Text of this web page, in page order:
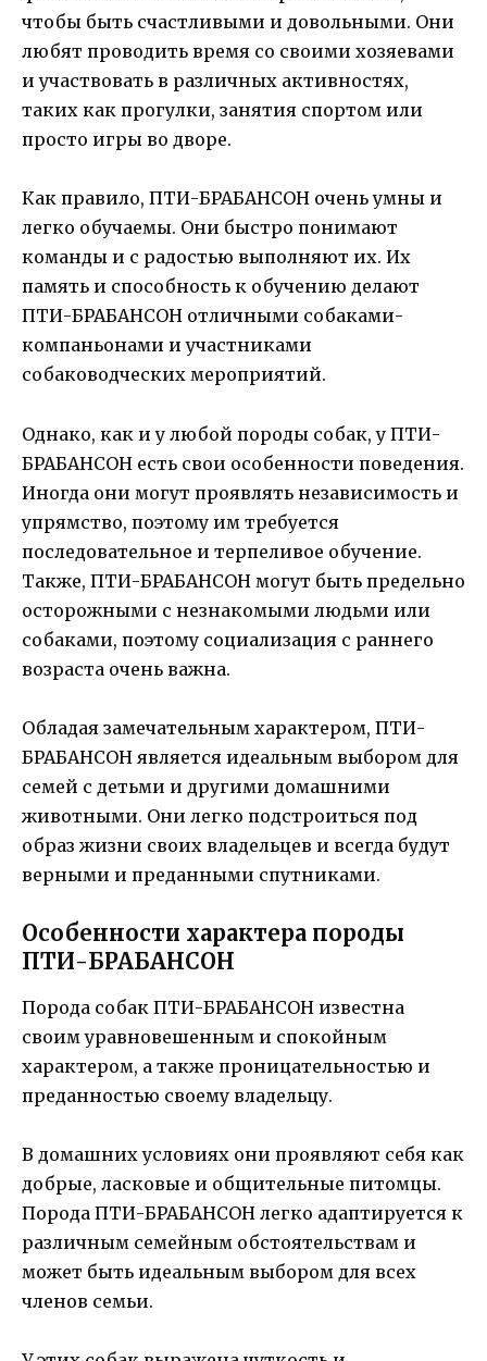
чтобы быть счастливыми и довольными. Они
любят проводить время со своими хозяевами
и участвовать в различных активностях,
таких как прогулки, занятия спортом или
просто игры во дворе.
Как правило, ПТИ-БРАБАНСОН очень умны и
легко обучаемы. Они быстро понимают
команды и с радостью выполняют их. Их
память и способность к обучению делают
ПТИ-БРАБАНСОН отличными собаками-
компаньонами и участниками
собаководческих мероприятий.
Однако, как и у любой породы собак, у ПТИ-
БРАБАНСОН есть свои особенности поведения.
Иногда они могут проявлять независимость и
упрямство, поэтому им требуется
последовательное и терпеливое обучение.
Также, ПТИ-БРАБАНСОН могут быть предельно
осторожными с незнакомыми людьми или
собаками, поэтому социализация с раннего
возраста очень важна.
Обладая замечательным характером, ПТИ-
БРАБАНСОН является идеальным выбором для
семей с детьми и другими домашними
животными. Они легко подстроиться под
образ жизни своих владельцев и всегда будут
верными и преданными спутниками.
Особенности характера породы
ПТИ-БРАБАНСОН
Порода собак ПТИ-БРАБАНСОН известна
своим уравновешенным и спокойным
характером, а также проницательностью и
преданностью своему владельцу.
В домашних условиях они проявляют себя как
добрые, ласковые и общительные питомцы.
Порода ПТИ-БРАБАНСОН легко адаптируется к
различным семейным обстоятельствам и
может быть идеальным выбором для всех
членов семьи.